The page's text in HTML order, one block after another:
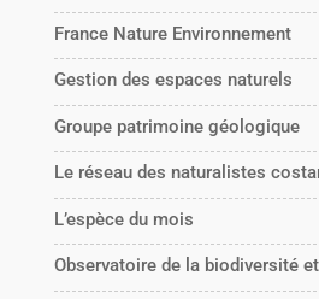
France Nature Environnement
Gestion des espaces naturels
Groupe patrimoine géologique
Le réseau des naturalistes
L’espèce du mois
Observatoire de la biodiversité